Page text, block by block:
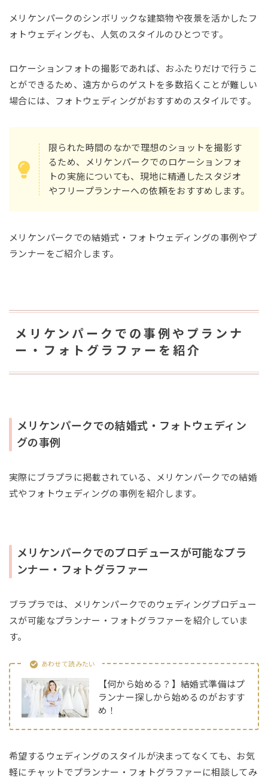
メリケンパークのシンボリックな建築物や夜景を活かしたフ
ォトウェディングも、人気のスタイルのひとつです。
ロケーションフォトの撮影であれば、おふたりだけで行うこ
とができるため、遠方からのゲストを多数招くことが難しい
場合には、フォトウェディングがおすすめのスタイルです。
限られた時間のなかで理想のショットを撮影す
るため、メリケンパークでのロケーションフォ
トの実施についても、現地に精通したスタジオ
やフリープランナーへの依頼をおすすめします。
メリケンパークでの結婚式・フォトウェディングの事例やプ
ランナーをご紹介します。
メリケンパークでの事例やプランナ
ー・フォトグラファーを紹介
メリケンパークでの結婚式・フォトウェディン
グの事例
実際にブラプラに掲載されている、メリケンパークでの結婚
式やフォトウェディングの事例を紹介します。
メリケンパークでのプロデュースが可能なプラ
ンナー・フォトグラファー
ブラプラでは、メリケンパークでのウェディングプロデュー
スが可能なプランナー・フォトグラファーを紹介していま
す。
あわせて読みたい
【何から始める？】結婚式準備はプ
ランナー探しから始めるのがおすす
め！
希望するウェディングのスタイルが決まってなくても、お気
軽にチャットでプランナー・フォトグラファーに相談してみ